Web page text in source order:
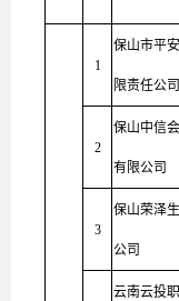
1
保山市平
限责任公司
2
保山中信
有限公司
3
保山荣泽
公司
云南云投